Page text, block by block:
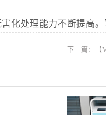
化处理能力不断提高
下一篇：